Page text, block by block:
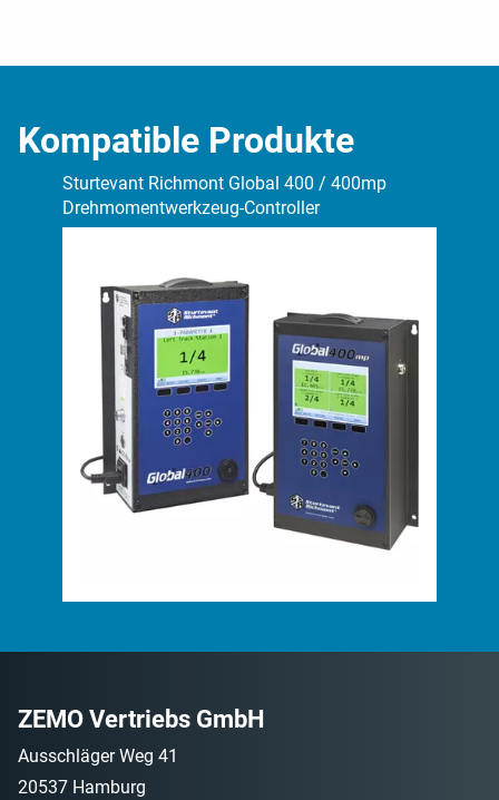
Kompatible Produkte
Sturtevant Richmont Global 400 / 400mp
Drehmomentwerkzeug-Controller
ZEMO Vertriebs GmbH
Ausschläger Weg 41
20537 Hamburg